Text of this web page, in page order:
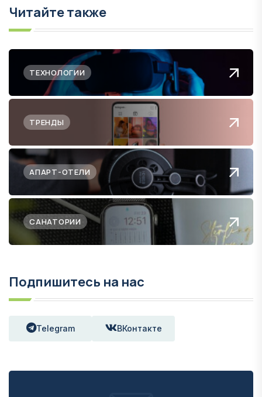
Читайте также
ТЕХНОЛОГИИ
ТРЕНДЫ
АПАРТ-ОТЕЛИ
САНАТОРИИ
Подпишитесь на нас
Telegram ВКонтакте